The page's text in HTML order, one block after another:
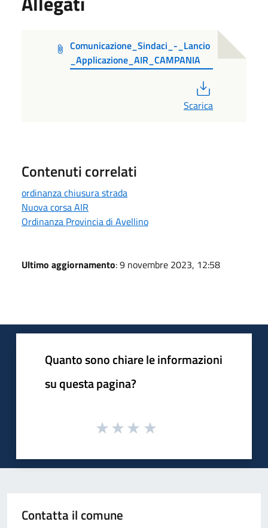
Comunicazione_Sindaci_-_Lancio
_Applicazione_AIR_CAMPANIA
Scarica
Contenuti correlati
ordinanza chiusura strada
Nuova corsa AIR
Ordinanza Provincia di Avellino
Ultimo aggiornamento: 9 novembre 2023, 12:58
Quanto sono chiare le informazioni
su questa pagina?
Contatta il comune